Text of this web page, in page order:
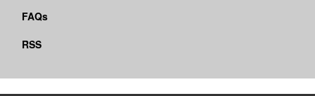
FAQs
RSS